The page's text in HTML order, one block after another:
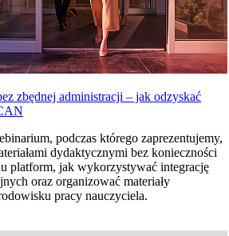
zbędnej administracji – jak odzyskać
podczas którego zaprezentujemy,
dydaktycznymi bez konieczności
platform, jak wykorzystywać integrację
oraz organizować materiały
pracy nauczyciela.